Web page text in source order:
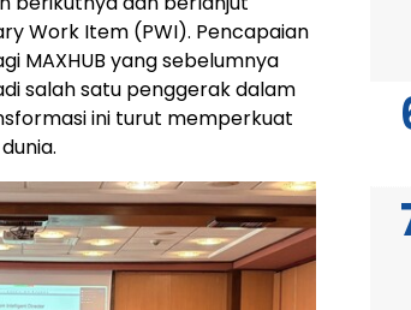
Work Item (PWI). Pencapaian
MAXHUB yang sebelumnya
salah satu penggerak dalam
ini turut memperkuat